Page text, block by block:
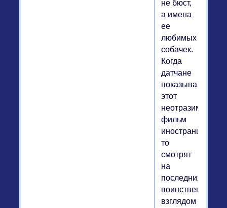
не бюст,
а имена
ее
любимых
собачек.
Когда
датчане
показывают
этот
неотразимый
фильм
иностранцам,
то
смотрят
на
последних
воинственным
взглядом